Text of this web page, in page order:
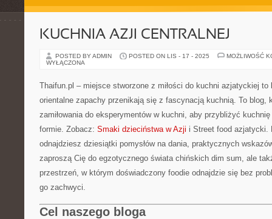
KUCHNIA AZJI CENTRALNEJ
POSTED BY ADMIN POSTED ON LIS - 17 - 2025
MOŻLIWOŚĆ
WYŁĄCZONA
Thaifun.pl – miejsce stworzone z miłości do kuchni azjatyckiej
orientalne zapachy przenikają się z fascynacją kuchnią. To blog,
zamiłowania do eksperymentów w kuchni, aby przybliżyć
formie. Zobacz: Smaki dzieciństwa w Azji i Street food azjatycki.
odnajdziesz dziesiątki pomysłów na dania, praktycznych
zaproszą Cię do egzotycznego świata chińskich dim sum, ale
przestrzeń, w którym doświadczony foodie odnajdzie się bez
go zachwyci.
Cel naszego bloga